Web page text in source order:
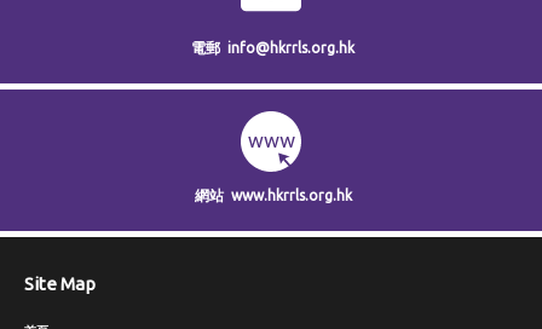
電郵 info@hkrrls.org.hk
網站 www.hkrrls.org.hk
Site Map